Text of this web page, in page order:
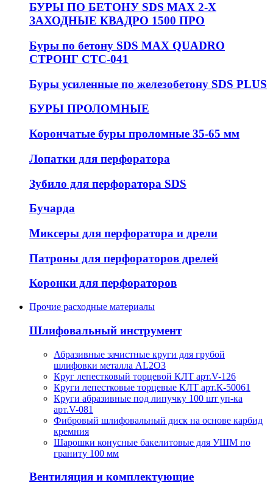
БУРЫ ПО БЕТОНУ SDS MAX 2-Х
ЗАХОДНЫЕ КВАДРО 1500 ПРО
Буры по бетону SDS MAX QUADRO
СТРОНГ СТС-041
Буры усиленные по железобетону SDS PLUS
БУРЫ ПРОЛОМНЫЕ
Корончатые буры проломные 35-65 мм
Лопатки для перфоратора
Зубило для перфоратора SDS
Бучарда
Миксеры для перфоратора и дрели
Патроны для перфораторов дрелей
Коронки для перфораторов
Прочие расходные материалы
Шлифовальный инструмент
Абразивные зачистные круги для грубой
шлифовки металла AL2O3
Круг лепестковый торцевой КЛТ арт.V-126
Круги лепестковые торцевые КЛТ арт.К-50061
Круги абразивные под липучку 100 шт уп-ка
арт.V-081
Фибровый шлифовальный диск на основе карбид
кремния
Шарошки конусные бакелитовые для УШМ по
граниту 100 мм
Вентиляция и комплектующие